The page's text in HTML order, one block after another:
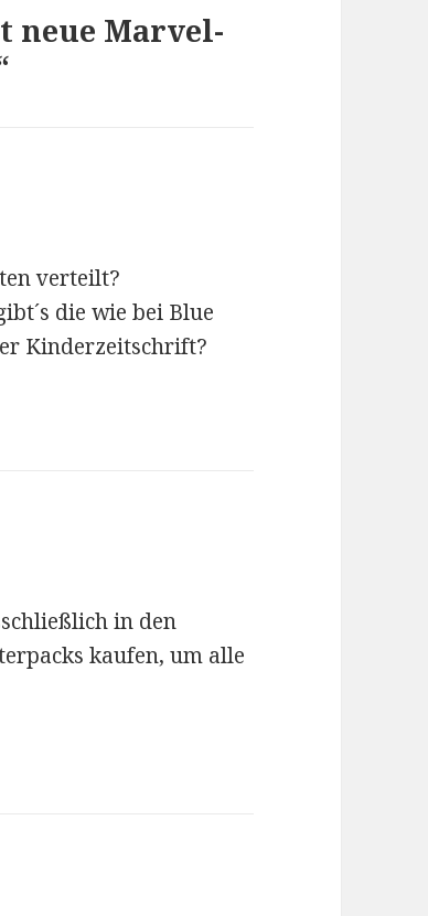
neue Marvel-
verteilt?
die wie bei Blue
Kinderzeitschrift?
in den
kaufen, um alle